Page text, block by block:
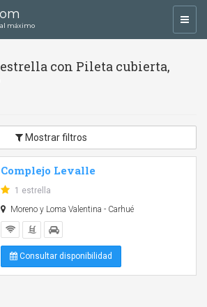
al máximo
con Pileta cubierta,
Mostrar filtros
Complejo Levalle
1 estrella
Moreno y Loma Valentina - Carhué
Consultar disponibilidad